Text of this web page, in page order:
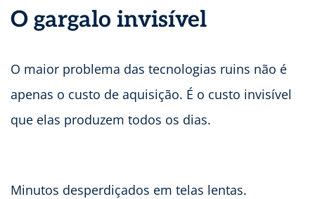
O gargalo invisível
O maior problema das tecnologias ruins não é
apenas o custo de aquisição. É o custo invisível
que elas produzem todos os dias.
Minutos desperdiçados em telas lentas.